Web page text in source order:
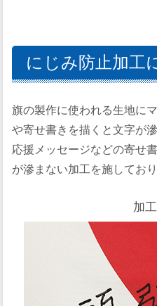
にじみ防止加工
旗の製作に使われる生地に
や寄せ書きを描くと文字が滲
応援メッセージなどの寄せ
が滲まない加工を施しており
加